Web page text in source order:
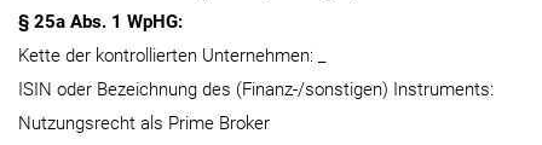
§ 25a Abs. 1 WpHG:
Kette der kontrollierten Unternehmen: _
ISIN oder Bezeichnung des (Finanz-/sonstigen) Instruments:
Nutzungsrecht als Prime Broker